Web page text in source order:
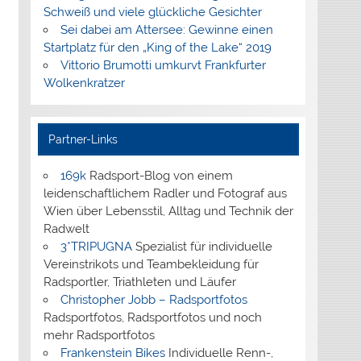
Schweiß und viele glückliche Gesichter
Sei dabei am Attersee: Gewinne einen
Startplatz für den „King of the Lake“ 2019
Vittorio Brumotti umkurvt Frankfurter
Wolkenkratzer
Partner-Links
169kRadsport-Blog von einem
leidenschaftlichem Radler und Fotograf aus
Wien über Lebensstil, Alltag und Technik der
Radwelt
3*TRIPUGNASpezialist für individuelle
Vereinstrikots und Teambekleidung für
Radsportler, Triathleten und Läufer
Christopher Jobb – Radsportfotos
Radsportfotos, Radsportfotos und noch
mehr Radsportfotos
Frankenstein BikesIndividuelle Renn-,